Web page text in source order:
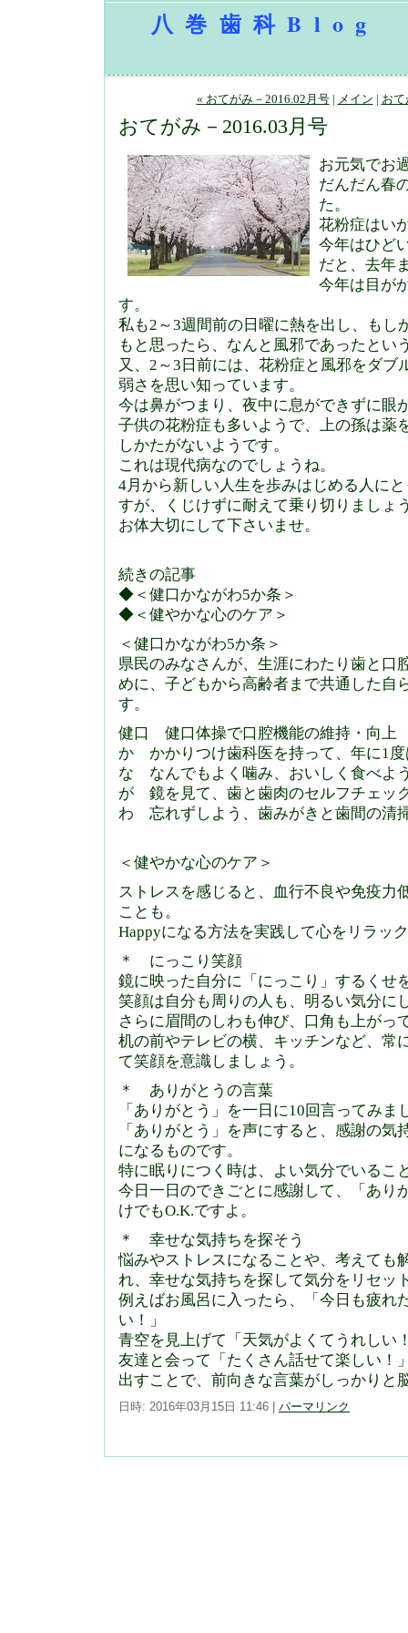
八巻歯科Blog
« おてがみ－2016.02月号| メイン | おて
おてがみ－2016.03月号
お元気でお
だんだん春
た。
花粉症はい
今年はひど
だと、去年
今年は目が
す。
私も2～3週間前の日曜に熱を出し、もし
もと思ったら、なんと風邪であったとい
又、2～3日前には、花粉症と風邪をダブ
弱さを思い知っています。
今は鼻がつまり、夜中に息ができずに眼
子供の花粉症も多いようで、上の孫は薬
しかたがないようです。
これは現代病なのでしょうね。
4月から新しい人生を歩みはじめる人に
すが、くじけずに耐えて乗り切りましょ
お体大切にして下さいませ。
続きの記事
◆＜健口かながわ5か条＞
◆＜健やかな心のケア＞
＜健口かながわ5か条＞
県民のみなさんが、生涯にわたり歯と口
めに、子どもから高齢者まで共通した自
す。
健口 健口体操で口腔機能の維持・向上
か かかりつけ歯科医を持って、年に1度
な なんでもよく噛み、おいしく食べよ
が 鏡を見て、歯と歯肉のセルフチェッ
わ 忘れずしよう、歯みがきと歯間の清
＜健やかな心のケア＞
ストレスを感じると、血行不良や免疫力
ことも。
Happyになる方法を実践して心をリラッ
＊ にっこり笑顔
鏡に映った自分に「にっこり」するくせ
笑顔は自分も周りの人も、明るい気分に
さらに眉間のしわも伸び、口角も上がっ
机の前やテレビの横、キッチンなど、常
て笑顔を意識しましょう。
＊ ありがとうの言葉
「ありがとう」を一日に10回言ってみま
「ありがとう」を声にすると、感謝の気
になるものです。
特に眠りにつく時は、よい気分でいるこ
今日一日のできごとに感謝して、「あり
けでもO.K.ですよ。
＊ 幸せな気持ちを探そう
悩みやストレスになることや、考えても
れ、幸せな気持ちを探して気分をリセッ
例えばお風呂に入ったら、「今日も疲れ
い！」
青空を見上げて「天気がよくてうれしい
友達と会って「たくさん話せて楽しい！
出すことで、前向きな言葉がしっかりと
日時: 2016年03月15日 11:46 パーマリンク